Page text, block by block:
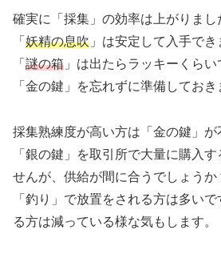
確実に「採集」の効率は上がりまし
「 妖精の息吹 」は安定して入手でき
「 謎の箱 」は出たらラッキーくらい
「金の鍵」を忘れずに準備しておき
採集熟練度が高い方は「金の鍵」が
「銀の鍵」を取引所で大量に購入
せんが、供給が間に合うでしょうか
「釣り」で放置をされる方は多い
る方は減っている様な気もします。